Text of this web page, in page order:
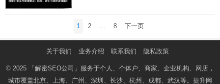
1 2 … 8 下一页
关于我们 业务介绍 联系我们 隐私政策
© 2025 「解密SEO公司」 服务于个人、个体户、商家、企业机构、网店，
城市覆盖北京、上海、广州、深圳、长沙、杭州、成都、武汉等。提升网